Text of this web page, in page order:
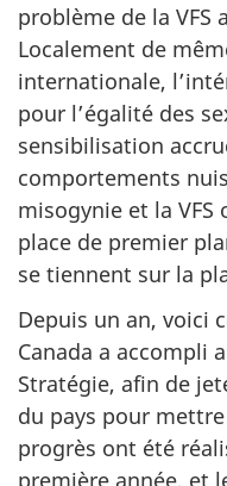
problème de la VFS
Localement de
internationale,
pour l’égalité des
sensibilisation
comportements
misogynie et la
place de premier
se tiennent sur la
Depuis un an, voici
Canada a accompli
Stratégie, afin de
du pays pour
progrès ont été
première année, et